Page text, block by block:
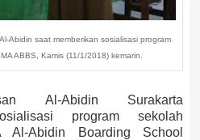
Abidin saat memberikan sosialisasi program
ABBS, Kamis (11/1/2018) kemarin.
Al-Abidin Surakarta
program sekolah
Al-Abidin Boarding School